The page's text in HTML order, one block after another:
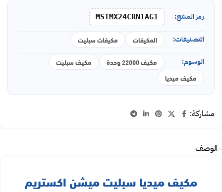
رمز المنتج: MSTMX24CRN1AG1
التصنيفات: المكيفات مكيفات سبليت
الوسوم: مكيف 22000 وحدة
مكيف سبليت
مكيف ميديا
مشاركة:
الوصف
مكيف ميديا سبليت ميشن اكستريم